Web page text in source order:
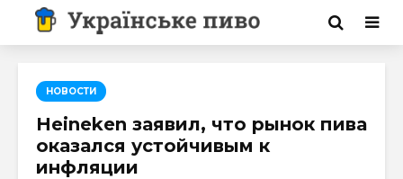
НОВОСТИ
Heineken заявил, что рынок пива
оказался устойчивым к
инфляции